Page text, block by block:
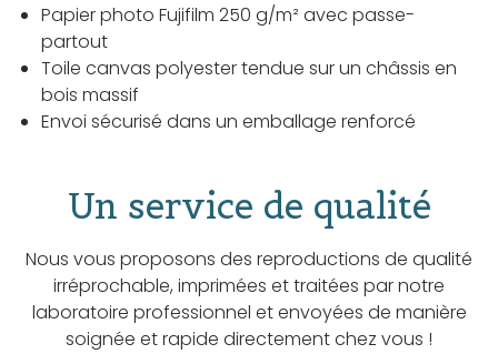
Papier photo Fujifilm 250 g/m² avec passe-
partout
Toile canvas polyester tendue sur un châssis en
bois massif
Envoi sécurisé dans un emballage renforcé
Un service de qualité
Nous vous proposons des reproductions de qualité
irréprochable, imprimées et traitées par notre
laboratoire professionnel et envoyées de manière
soignée et rapide directement chez vous !